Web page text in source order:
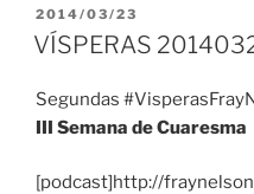
PUBLICADO
EL
2014/03/23
VÍSPERAS
Segundas
III Semana de Cuaresma
[podcast]http://